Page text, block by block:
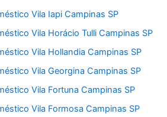
Vila Iapi Campinas SP
Vila Horácio Tulli Campinas SP
Vila Hollandia Campinas SP
Vila Georgina Campinas SP
Vila Fortuna Campinas SP
Vila Formosa Campinas SP